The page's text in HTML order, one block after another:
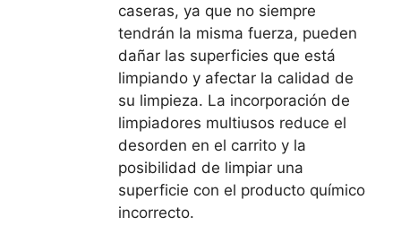
caseras, ya que no siempre
tendrán la misma fuerza, pueden
dañar las superficies que está
limpiando y afectar la calidad de
su limpieza. La incorporación de
limpiadores multiusos reduce el
desorden en el carrito y la
posibilidad de limpiar una
superficie con el producto químico
incorrecto.